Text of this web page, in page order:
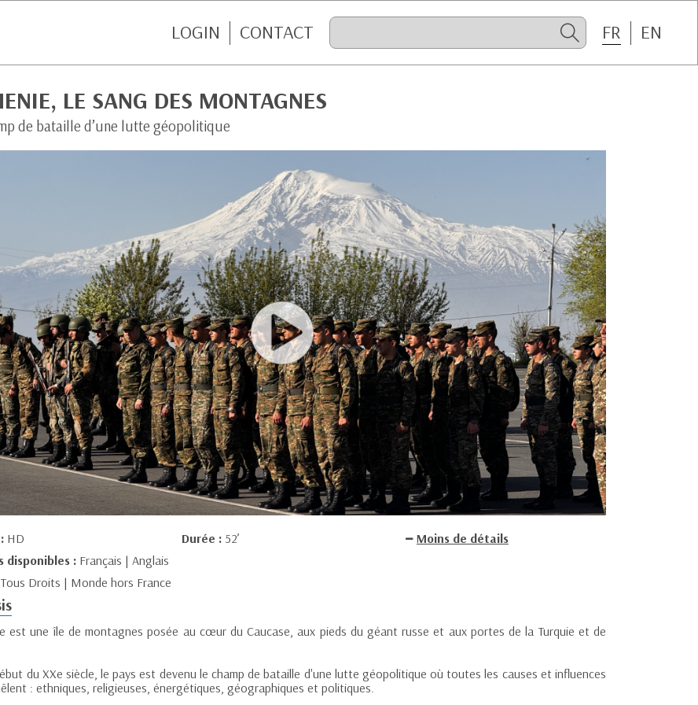
LOGIN CONTACT FR EN
LE SANG DES MONTAGNES
de bataille d’une lutte géopolitique
HD Durée : 52’
Moins de détails
disponibles : Français | Anglais
Tous Droits | Monde hors France
est une île de montagnes posée au cœur du Caucase, aux pieds du géant russe et aux portes de la Turquie et de
du XXe siècle, le pays est devenu le champ de bataille d'une lutte géopolitique où toutes les causes et influences
: ethniques, religieuses, énergétiques, géographiques et politiques.